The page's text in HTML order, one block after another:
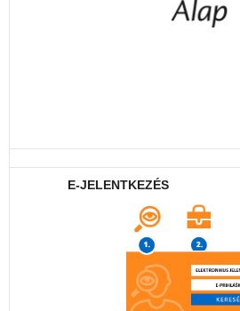
E-JELENTKEZÉS